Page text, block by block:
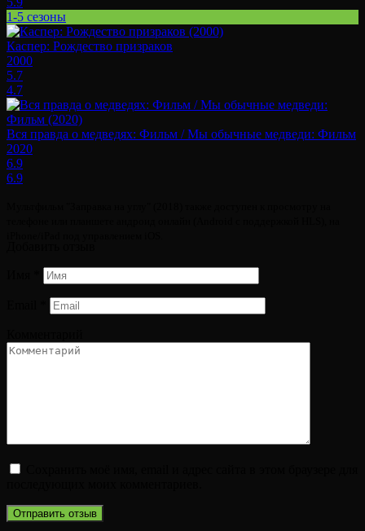
1-5 сезоны
Каспер: Рождество призраков
2000
5.7
4.7
Вся правда о медведях: Фильм / Мы обычные медведи: Фильм
2020
6.9
6.9